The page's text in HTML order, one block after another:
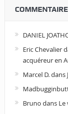
DANIEL
Eric Chevalier
acquéreur en
Marcel D.dans
Bruno dans Le